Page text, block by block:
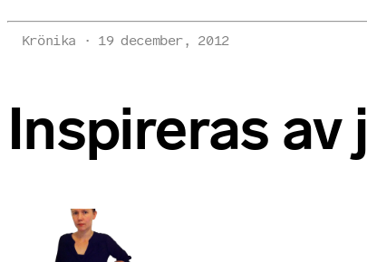
Krönika 19 december, 2012
Inspireras